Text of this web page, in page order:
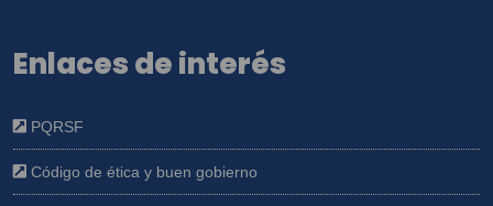
Enlaces de interés
PQRSF
Código de ética y buen gobierno